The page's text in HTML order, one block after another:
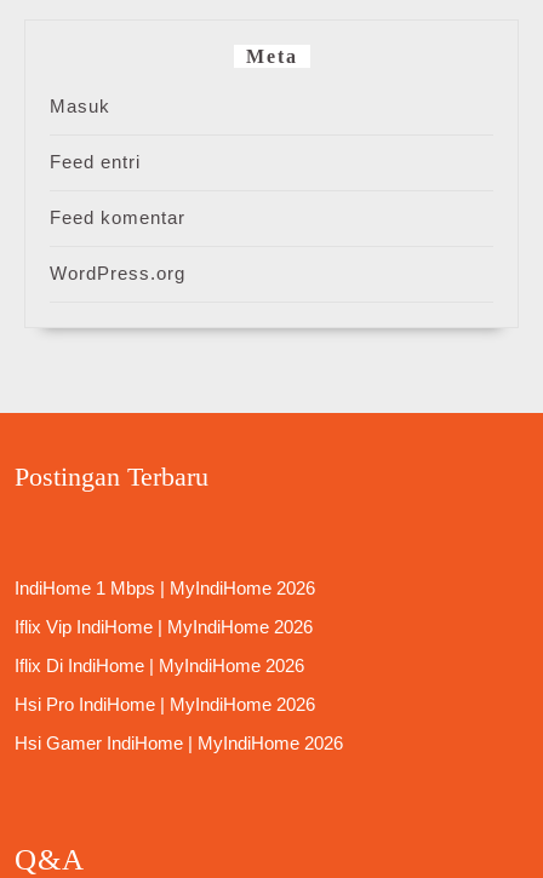
Meta
Masuk
Feed entri
Feed komentar
WordPress.org
Postingan Terbaru
IndiHome 1 Mbps | MyIndiHome 2026
Iflix Vip IndiHome | MyIndiHome 2026
Iflix Di IndiHome | MyIndiHome 2026
Hsi Pro IndiHome | MyIndiHome 2026
Hsi Gamer IndiHome | MyIndiHome 2026
Q&A